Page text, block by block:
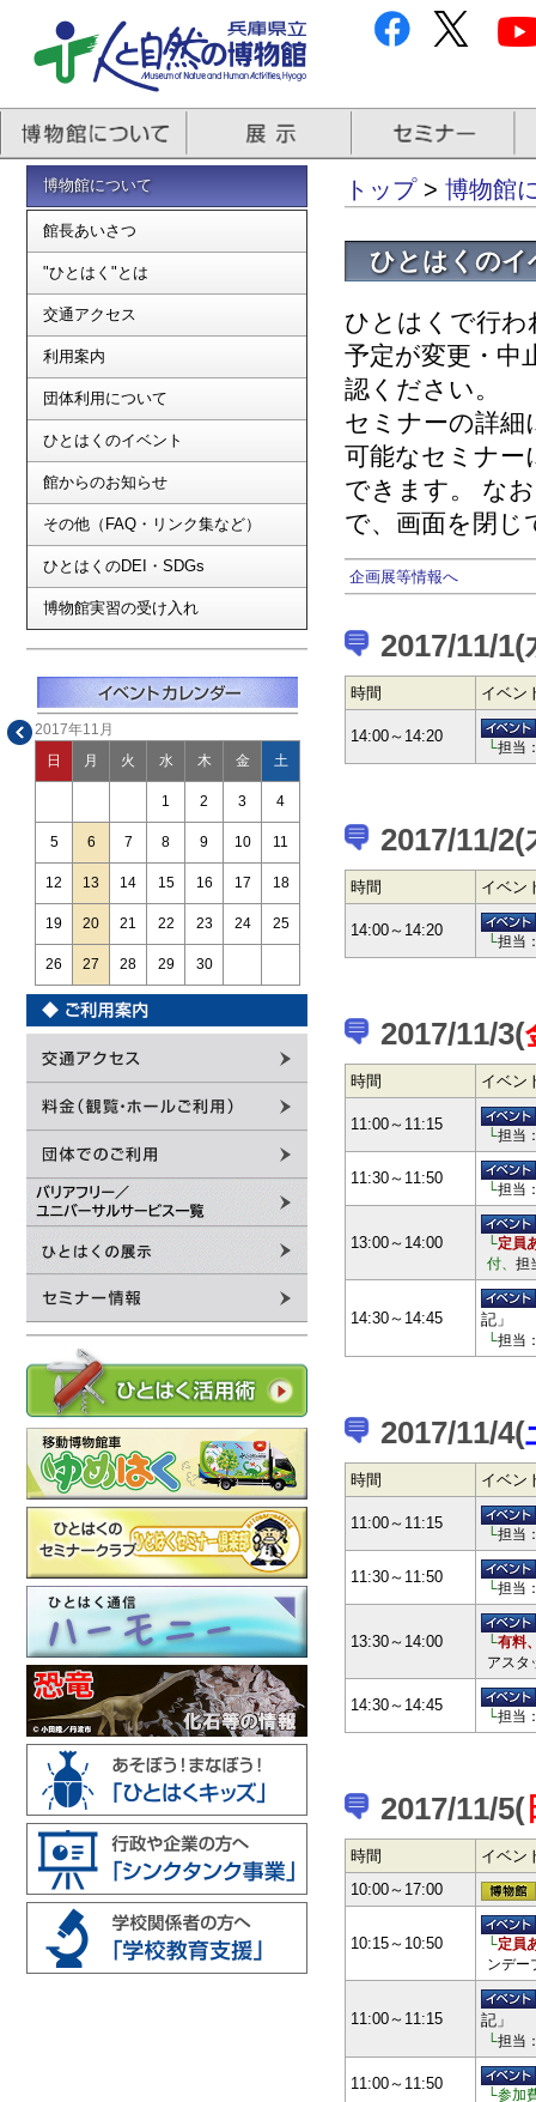
博物館について
館長あいさつ
"ひとはく"とは
交通アクセス
利用案内
団体利用について
ひとはくのイベント
館からのお知らせ
その他（FAQ・リンク集など）
ひとはくのDEI・SDGs
博物館実習の受け入れ
2017年11月
日 月 火 水 木 金 土
1 2 3 4
5 6 7 8 9 10 11
12 13 14 15 16 17 18
19 20 21 22 23 24 25
26 27 28 29 30
トップ> 博物館
ひとはくのイ
ひとはくで行
予定が変更・中
認ください。
セミナーの詳細
可能なセミナー
できます。 な
で、画面を閉じ
企画展等情報へ
2017/11/
時間 イベン
14:00～14:20
└担当
2017/11/
時間 イベン
14:00～14:20
└担当
2017/11/3(
時間 イベン
11:00～11:15
└担当
11:30～11:50
└担当
13:00～14:00 └定員
付、 担
14:30～14:45 記」
└担当
2017/11/4(
時間 イベン
11:00～11:15
└担当
11:30～11:50
└担当
13:30～14:00 └有料
アスタ
14:30～14:45
└担当
2017/11/5(
時間
イベン
10:00～17:00
10:15～10:50 └定員
ンデー
11:00～11:15 記」
└担当
11:00～11:50
└参加